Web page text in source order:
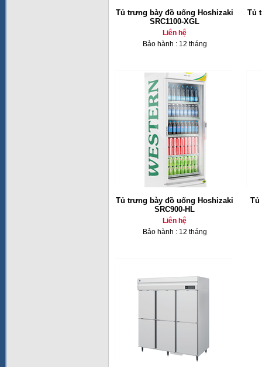
Tủ trưng bày đồ uống Hoshizaki
SRC1100-XGL
Liên hệ
Bảo hành : 12 tháng
Tủ
Tủ trưng bày đồ uống Hoshizaki
SRC900-HL
Liên hệ
Bảo hành : 12 tháng
Tủ